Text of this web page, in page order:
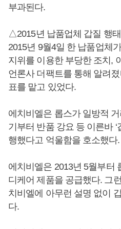
부과된다.
△2015년 납품업체 갑질 행
2015년 9월4일 한 납품업체
지위를 이용한 부당한 조치,
언론사 더팩트를 통해 알려
표를 맡고 있었다.
에치비엘은 롭스가 일방적
기부터 반품 강요 등 이른바
행했다고 억울함을 호소했다.
에치비엘은 2013년 5월부터
디케어 제품을 공급했다. 그
치비엘에 아무런 설명 없이
다.